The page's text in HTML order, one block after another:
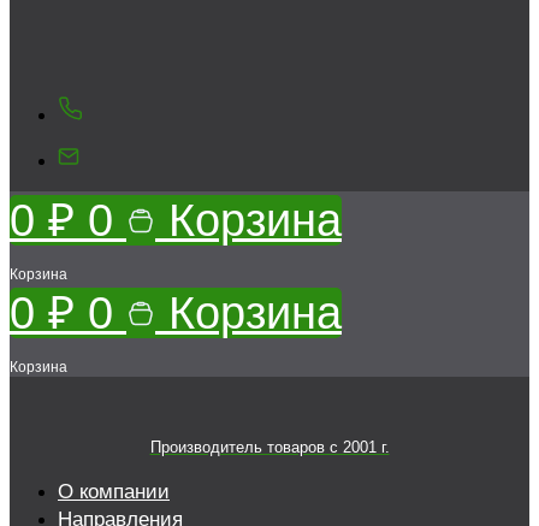
0 ₽ 0 Корзина
Корзина
0 ₽ 0 Корзина
Корзина
Производитель товаров c 2001 г.
О компании
Направления